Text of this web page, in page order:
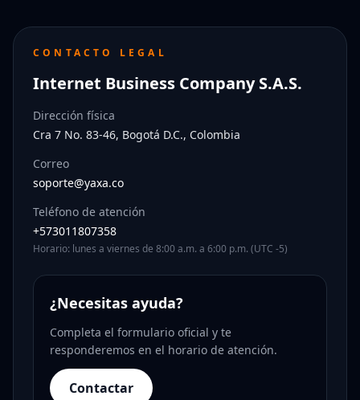
CONTACTO LEGAL
Internet Business Company S.A.S.
Dirección física
Cra 7 No. 83-46, Bogotá D.C., Colombia
Correo
soporte@yaxa.co
Teléfono de atención
+573011807358
Horario: lunes a viernes de 8:00 a.m. a 6:00 p.m. (UTC -5)
¿Necesitas ayuda?
Completa el formulario oficial y te
responderemos en el horario de atención.
Contactar